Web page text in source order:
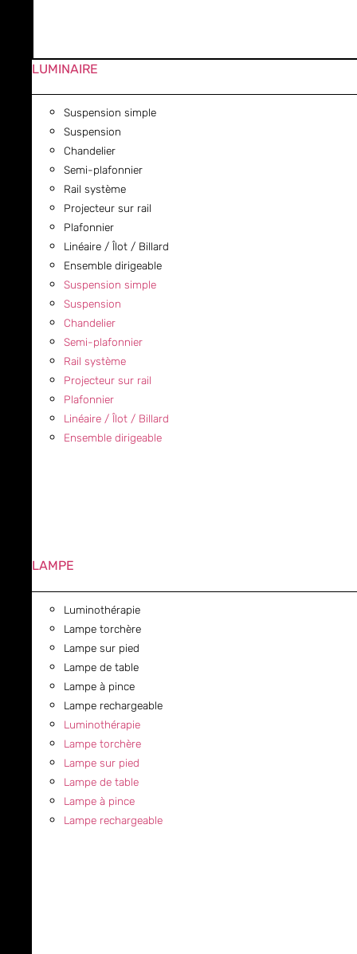
LUMINAIRE
Suspension simple
Suspension
Chandelier
Semi-plafonnier
Rail système
Projecteur sur rail
Plafonnier
Linéaire / Îlot / Billard
Ensemble dirigeable
Suspension simple
Suspension
Chandelier
Semi-plafonnier
Rail système
Projecteur sur rail
Plafonnier
Linéaire / Îlot / Billard
Ensemble dirigeable
LAMPE
Luminothérapie
Lampe torchère
Lampe sur pied
Lampe de table
Lampe à pince
Lampe rechargeable
Luminothérapie
Lampe torchère
Lampe sur pied
Lampe de table
Lampe à pince
Lampe rechargeable